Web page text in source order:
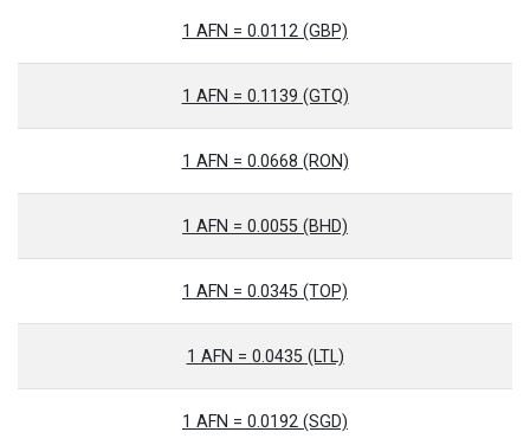
1 AFN = 0.0112 (GBP)
1 AFN = 0.1139 (GTQ)
1 AFN = 0.0668 (RON)
1 AFN = 0.0055 (BHD)
1 AFN = 0.0345 (TOP)
1 AFN = 0.0435 (LTL)
1 AFN = 0.0192 (SGD)